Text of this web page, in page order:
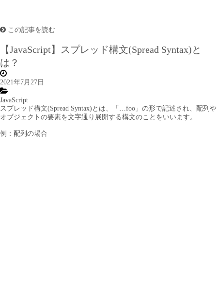
この記事を読む
【JavaScript】スプレッド構文(Spread Syntax)と
は？
2021年7月27日
JavaScript
スプレッド構文(Spread Syntax)とは、「…foo」の形で記述され、配列や
オブジェクトの要素を文字通り展開する構文のことをいいます。
例：配列の場合